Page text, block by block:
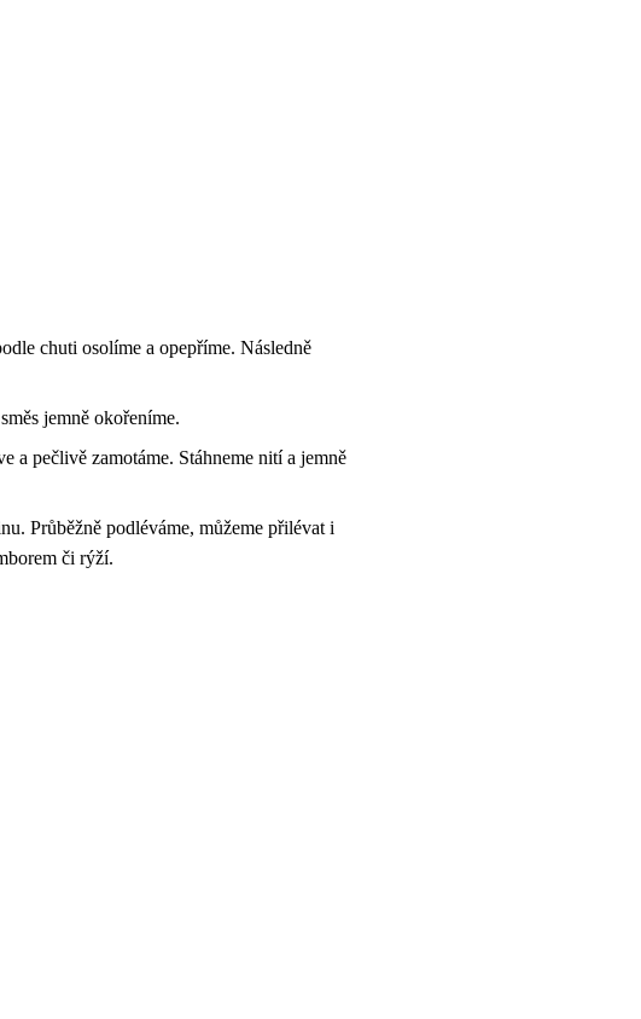
chuti osolíme a opepříme. Následně
jemně okořeníme.
a pečlivě zamotáme. Stáhneme nití a jemně
Průběžně podléváme, můžeme přilévat i
či rýží.